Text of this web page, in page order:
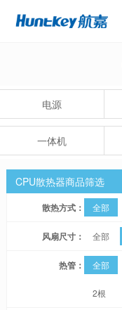
电源
一体机
CPU散热器商品筛选
散热方式： 全部
风扇尺寸： 全部
热管： 全部
2根